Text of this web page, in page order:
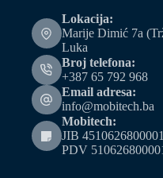
Lokacija:
Marije Dimić 7a
Luka
Broj telefona:
+387 65 792 968
Email adresa:
info@mobitech.ba
Mobitech:
JIB 4510626800001
PDV